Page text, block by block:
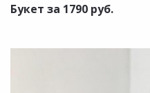
Букет за 1790 руб.